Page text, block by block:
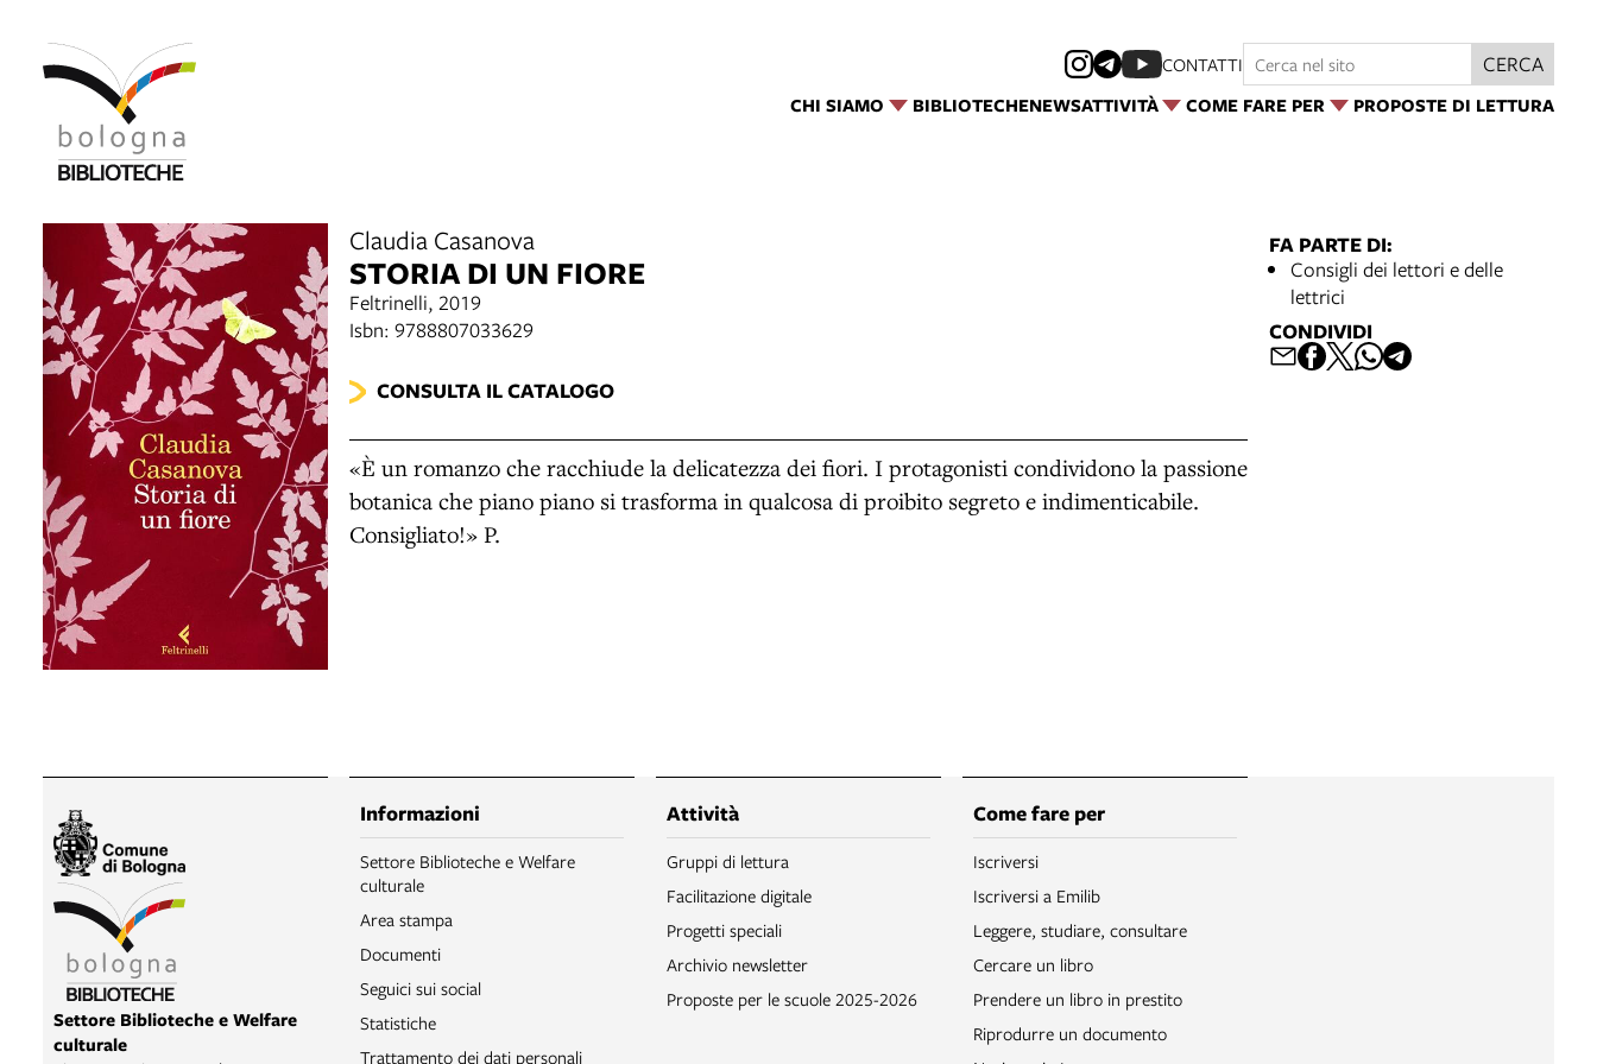
CHI SIAMO BIBLIOTECHENEWSATTIVITÀ COME FARE PER PROPOSTE DI LETTURA
CONTATTI CERCA
Claudia Casanova
STORIA DI UN FIORE
Feltrinelli, 2019
Isbn: 9788807033629
CONSULTA IL CATALOGO
«È un romanzo che racchiude la delicatezza dei fiori. I protagonisti condividono la passione
botanica che piano piano si trasforma in qualcosa di proibito segreto e indimenticabile.
Consigliato!» P.
FA PARTE DI:
Consigli dei lettori e delle
lettrici
CONDIVIDI
Settore Biblioteche e Welfare
culturale
Informazioni
Settore Biblioteche e Welfare
culturale
Area stampa
Documenti
Seguici sui social
Statistiche
Trattamento dei dati personali
Attività
Gruppi di lettura
Facilitazione digitale
Progetti speciali
Archivio newsletter
Proposte per le scuole 2025-2026
Come fare per
Iscriversi
Iscriversi a Emilib
Leggere, studiare, consultare
Cercare un libro
Prendere un libro in prestito
Riprodurre un documento